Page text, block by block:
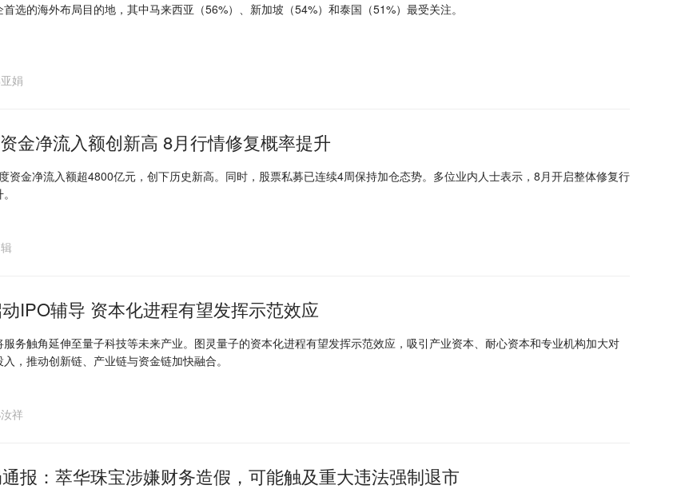
选的海外布局目的地，其中马来西亚（56%）、新加坡（54%）和泰国（51%）最受关注。
娟
金净流入额创新高 8月行情修复概率提升
资金净流入额超4800亿元，创下历史新高。同时，股票私募已连续4周保持加仓态势。多位业内人士表示，8月开启整体修复行
IPO辅导 资本化进程有望发挥示范效应
服务触角延伸至量子科技等未来产业。图灵量子的资本化进程有望发挥示范效应，吸引产业资本、耐心资本和专业机构加大对
，推动创新链、产业链与资金链加快融合。
祥
报：萃华珠宝涉嫌财务造假，可能触及重大违法强制退市